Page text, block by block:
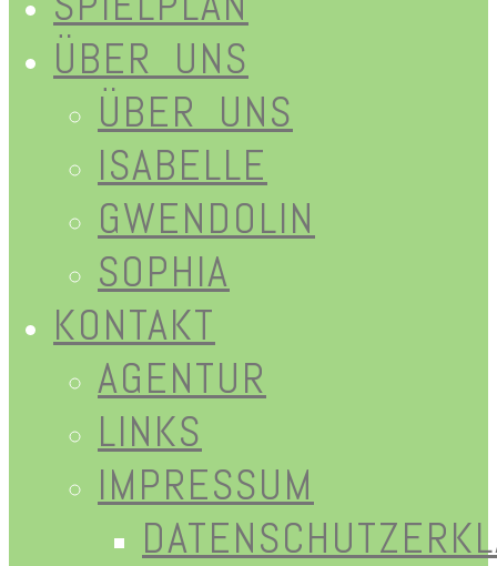
ÜBER UNS
ÜBER UNS
ISABELLE
GWENDOLIN
SOPHIA
KONTAKT
AGENTUR
LINKS
IMPRESSUM